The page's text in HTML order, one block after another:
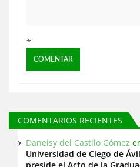
*
COMENTARIOS RECIENTES
Daneisy del Castilo Gómez
Universidad de Ciego de